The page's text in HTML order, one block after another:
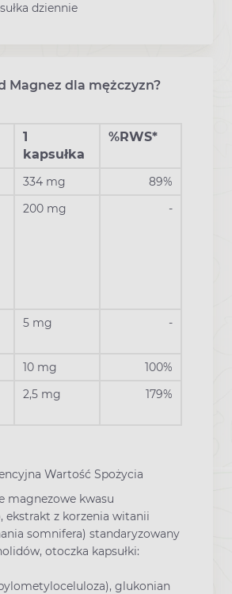
dziennie
Magnez dla mężczyzn?
1
kapsułka
%RWS*
334 mg
89%
200 mg -
5 mg -
10 mg
100%
2,5 mg 179%
Wartość Spożycia
magnezowe kwasu
ekstrakt z korzenia witanii
somnifera) standaryzowany
otoczka kapsułki:
glukonian